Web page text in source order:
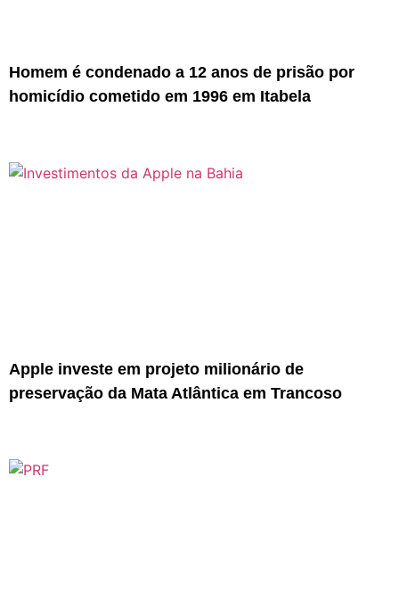
Homem é condenado a 12 anos de prisão por
homicídio cometido em 1996 em Itabela
Apple investe em projeto milionário de
preservação da Mata Atlântica em Trancoso